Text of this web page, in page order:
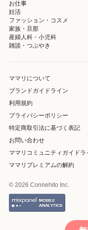
お仕事
妊活
ファッション・コスメ
家族・旦那
産婦人科・小児科
雑談・つぶやき
ママリについて
ブランドガイドライン
利用規約
プライバシーポリシー
特定商取引法に基づく表記
お問い合わせ
ママリコミュニティガイドラ
ママリプレミアムの解約
© 2026 Connehito Inc.